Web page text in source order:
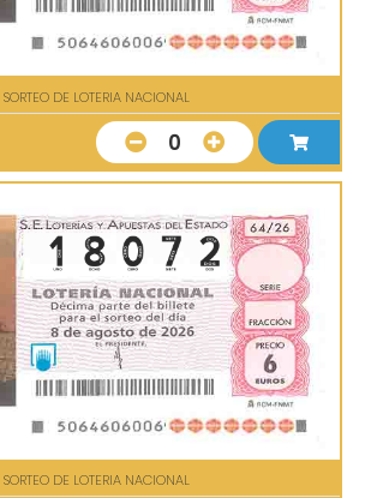
SORTEO DE LOTERIA NACIONAL
0
SORTEO DE LOTERIA NACIONAL